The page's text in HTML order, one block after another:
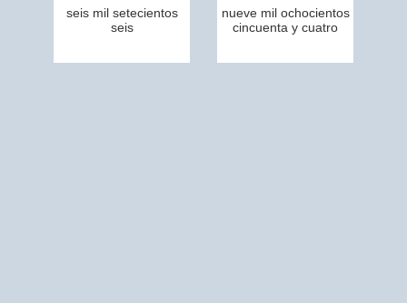
seis mil setecientos
seis
nueve mil ochocientos
cincuenta y cuatro